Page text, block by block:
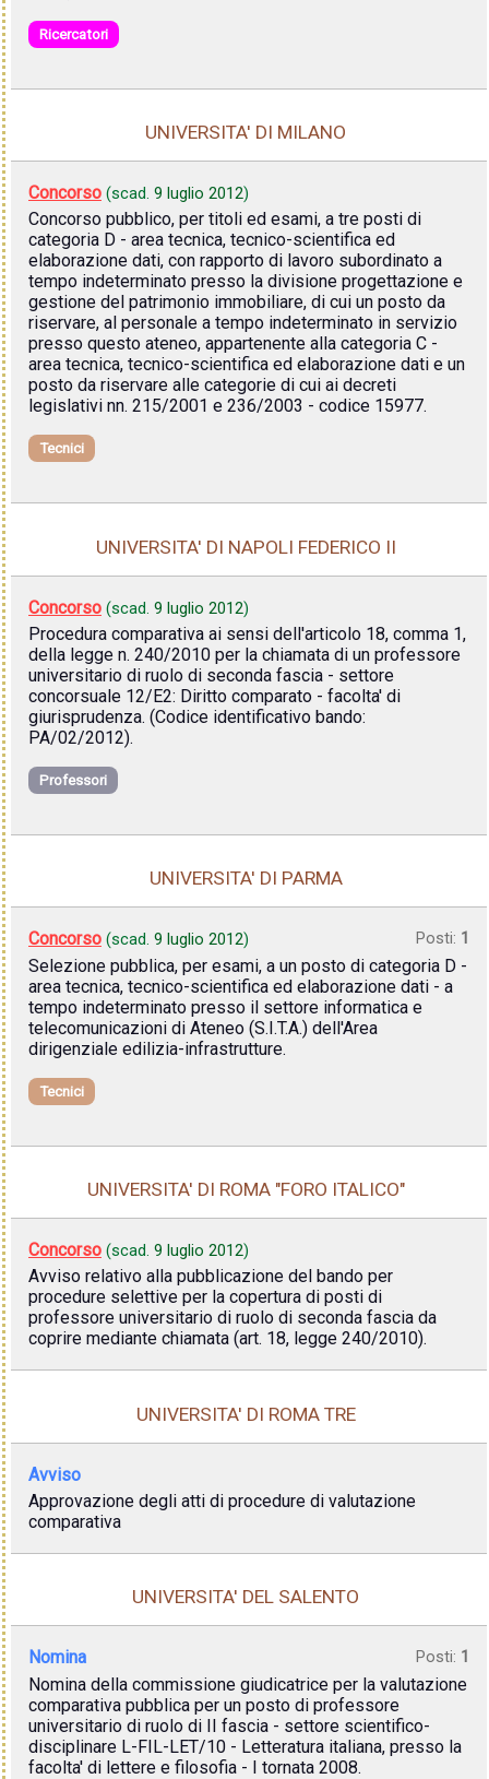
Ricercatori
UNIVERSITA' DI MILANO
Concorso (scad. 9 luglio 2012)
Concorso pubblico, per titoli ed esami, a tre posti di
categoria D - area tecnica, tecnico-scientifica ed
elaborazione dati, con rapporto di lavoro subordinato a
tempo indeterminato presso la divisione progettazione e
gestione del patrimonio immobiliare, di cui un posto da
riservare, al personale a tempo indeterminato in servizio
presso questo ateneo, appartenente alla categoria C -
area tecnica, tecnico-scientifica ed elaborazione dati e un
posto da riservare alle categorie di cui ai decreti
legislativi nn. 215/2001 e 236/2003 - codice 15977.
Tecnici
UNIVERSITA' DI NAPOLI FEDERICO II
Concorso (scad. 9 luglio 2012)
Procedura comparativa ai sensi dell'articolo 18, comma 1,
della legge n. 240/2010 per la chiamata di un professore
universitario di ruolo di seconda fascia - settore
concorsuale 12/E2: Diritto comparato - facolta' di
giurisprudenza. (Codice identificativo bando:
PA/02/2012).
Professori
UNIVERSITA' DI PARMA
Concorso (scad. 9 luglio 2012) Posti: 1
Selezione pubblica, per esami, a un posto di categoria D -
area tecnica, tecnico-scientifica ed elaborazione dati - a
tempo indeterminato presso il settore informatica e
telecomunicazioni di Ateneo (S.I.T.A.) dell'Area
dirigenziale edilizia-infrastrutture.
Tecnici
UNIVERSITA' DI ROMA "FORO ITALICO"
Concorso (scad. 9 luglio 2012)
Avviso relativo alla pubblicazione del bando per
procedure selettive per la copertura di posti di
professore universitario di ruolo di seconda fascia da
coprire mediante chiamata (art. 18, legge 240/2010).
UNIVERSITA' DI ROMA TRE
Avviso
Approvazione degli atti di procedure di valutazione
comparativa
UNIVERSITA' DEL SALENTO
Nomina Posti: 1
Nomina della commissione giudicatrice per la valutazione
comparativa pubblica per un posto di professore
universitario di ruolo di II fascia - settore scientifico-
disciplinare L-FIL-LET/10 - Letteratura italiana, presso la
facolta' di lettere e filosofia - I tornata 2008.